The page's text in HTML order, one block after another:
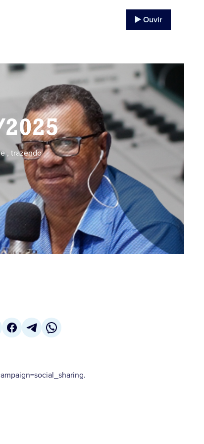
▶️ Ouvir
, trazendo